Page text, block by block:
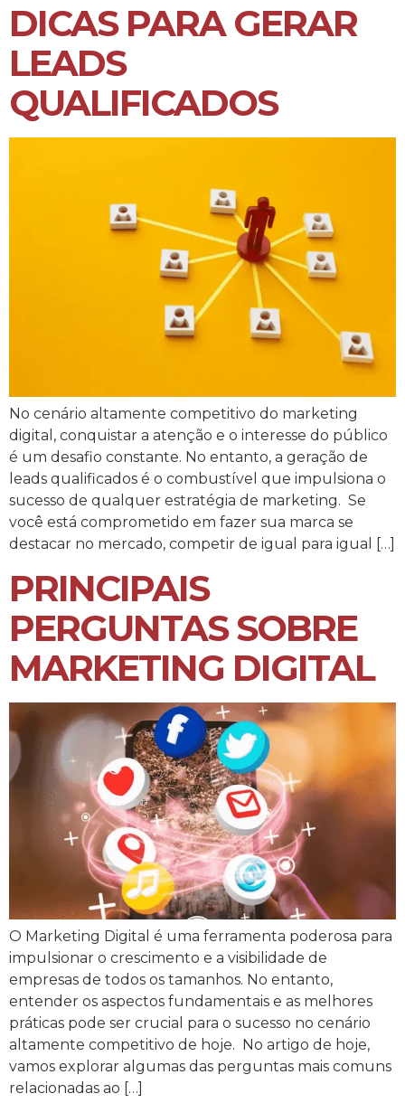
DICAS PARA GERAR
LEADS
QUALIFICADOS
No cenário altamente competitivo do marketing
digital, conquistar a atenção e o interesse do público
é um desafio constante. No entanto, a geração de
leads qualificados é o combustível que impulsiona o
sucesso de qualquer estratégia de marketing. Se
você está comprometido em fazer sua marca se
destacar no mercado, competir de igual para igual […]
PRINCIPAIS
PERGUNTAS SOBRE
MARKETING DIGITAL
O Marketing Digital é uma ferramenta poderosa para
impulsionar o crescimento e a visibilidade de
empresas de todos os tamanhos. No entanto,
entender os aspectos fundamentais e as melhores
práticas pode ser crucial para o sucesso no cenário
altamente competitivo de hoje. No artigo de hoje,
vamos explorar algumas das perguntas mais comuns
relacionadas ao […]